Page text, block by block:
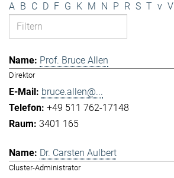
A B C D F G K M N P R S T v V
Prof. Bruce Allen
Direktor
bruce.allen@...
+49 511 762-17148
3401 165
Dr. Carsten Aulbert
Cluster-Administrator